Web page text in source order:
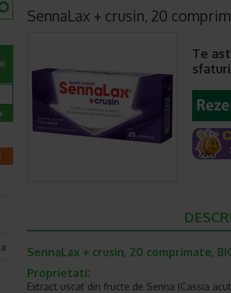
SennaLax + crusin, 20
Te
SennaLax + crusin, 20 comprimate,
Proprietati:
Extract uscat din fructe de Senna (Cassia